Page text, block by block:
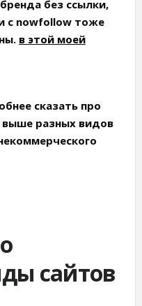
без ссылки,
с nowfollow тоже
в этой моей
сказать про
разных видов
сайтов